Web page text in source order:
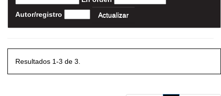
Autor/registro
Resultados 1-3 de 3.